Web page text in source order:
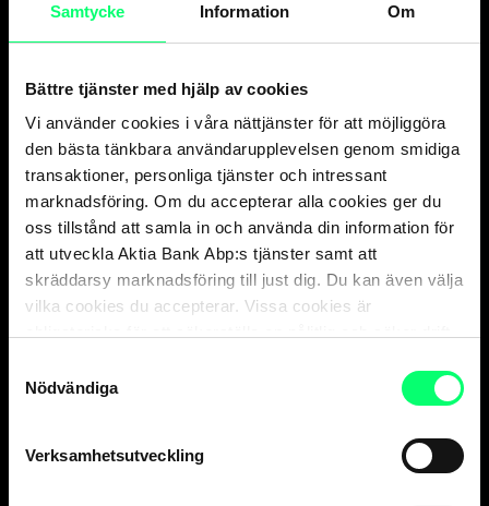
Samtycke Information Om
Bättre tjänster med hjälp av cookies
Vi använder cookies i våra nättjänster för att möjliggöra
den bästa tänkbara användarupplevelsen genom smidiga
transaktioner, personliga tjänster och intressant
marknadsföring. Om du accepterar alla cookies ger du
oss tillstånd att samla in och använda din information för
att utveckla Aktia Bank Abp:s tjänster samt att
skräddarsy marknadsföring till just dig. Du kan även välja
vilka cookies du accepterar. Vissa cookies är
Nödvändiga
Verksamhetsutveckling
Ingen är större än sitt team” – Alexandra Singh
Montell lär sig tillsammans med teamet och
kunderna
Bloggar och artiklar Person- och företagskunder